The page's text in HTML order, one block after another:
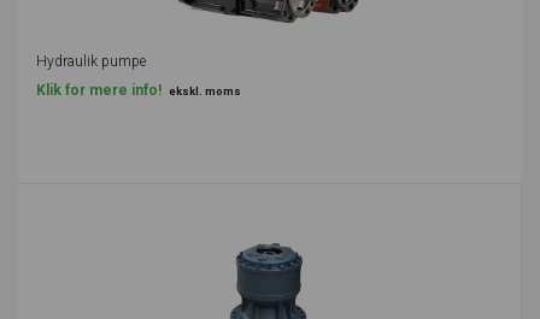
Hydraulik pumpe
Klik for mere info! ekskl. moms